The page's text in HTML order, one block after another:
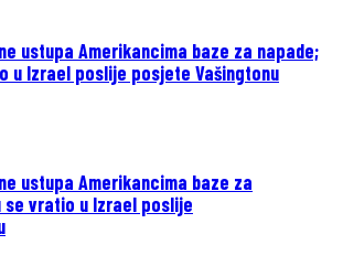
ustupa Amerikancima baze za napade;
u Izrael poslije posjete Vašingtonu
ustupa Amerikancima baze za
se vratio u Izrael poslije